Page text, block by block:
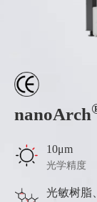
nanoArch
10μm
光学精度
光敏树脂